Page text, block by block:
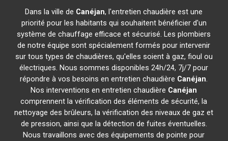
Dans la ville de Canéjan, l'entretien chaudière est une
priorité pour les habitants qui souhaitent bénéficier d'un
système de chauffage efficace et sécurisé. Les plombiers
de notre équipe sont spécialement formés pour intervenir
sur tous types de chaudières, qu'elles soient à gaz, fioul ou
électriques. Nous sommes disponibles 24h/24, 7j/7 pour
répondre à vos besoins en entretien chaudière Canéjan.
Nos interventions en entretien chaudière Canéjan
comprennent la vérification des éléments de sécurité, la
nettoyage des brûleurs, la vérification des niveaux de gaz et
de pression, ainsi que la détection de fuites éventuelles.
Nous travaillons avec des équipements de pointe pour